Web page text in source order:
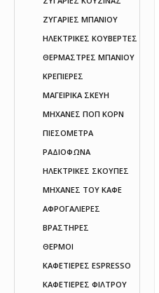
ΖΥΓΑΡΙΕΣ ΜΠΑΝΙΟΥ
ΗΛΕΚΤΡΙΚΕΣ ΚΟΥΒΕΡΤΕΣ
ΘΕΡΜΑΣΤΡΕΣ ΜΠΑΝΙΟΥ
ΚΡΕΠΙΕΡΕΣ
ΜΑΓΕΙΡΙΚΑ ΣΚΕΥΗ
ΜΗΧΑΝΕΣ ΠΟΠ ΚΟΡΝ
ΠΙΕΣΟΜΕΤΡΑ
ΡΑΔΙΟΦΩΝΑ
ΗΛΕΚΤΡΙΚΕΣ ΣΚΟΥΠΕΣ
ΜΗΧΑΝΕΣ ΤΟΥ ΚΑΦΕ
ΑΦΡΟΓΑΛΙΕΡΕΣ
ΒΡΑΣΤΗΡΕΣ
ΘΕΡΜΟΙ
ΚΑΦΕΤΙΕΡΕΣ ESPRESSO
ΚΑΦΕΤΙΕΡΕΣ ΦΙΛΤΡΟΥ